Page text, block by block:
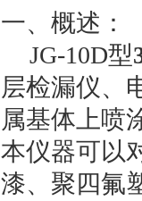
一、概述：
JG-10D型
层检漏仪、
属基体上喷
本仪器可以
漆、聚四氟